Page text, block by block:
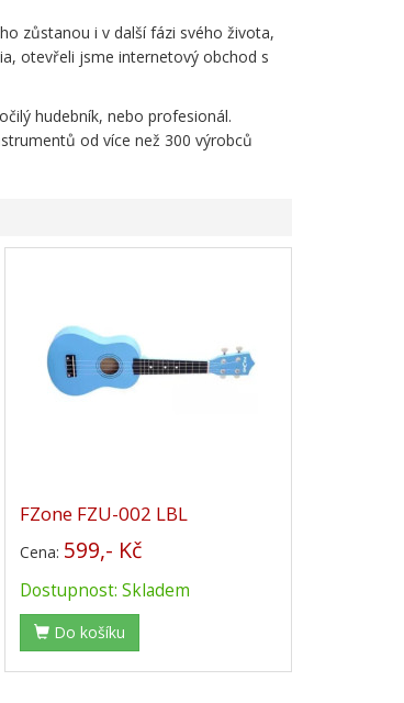
zůstanou i v další fázi svého života,
otevřeli jsme internetový obchod s
hudebník, nebo profesionál.
od více než 300 výrobců
FZone FZU-002 LBL
Cena: 599,- Kč
Dostupnost: Skladem
Do košíku